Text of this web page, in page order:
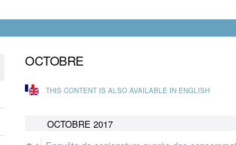
OCTOBRE
THIS CONTENT IS ALSO AVAILABLE IN ENGLISH
OCTOBRE 2017